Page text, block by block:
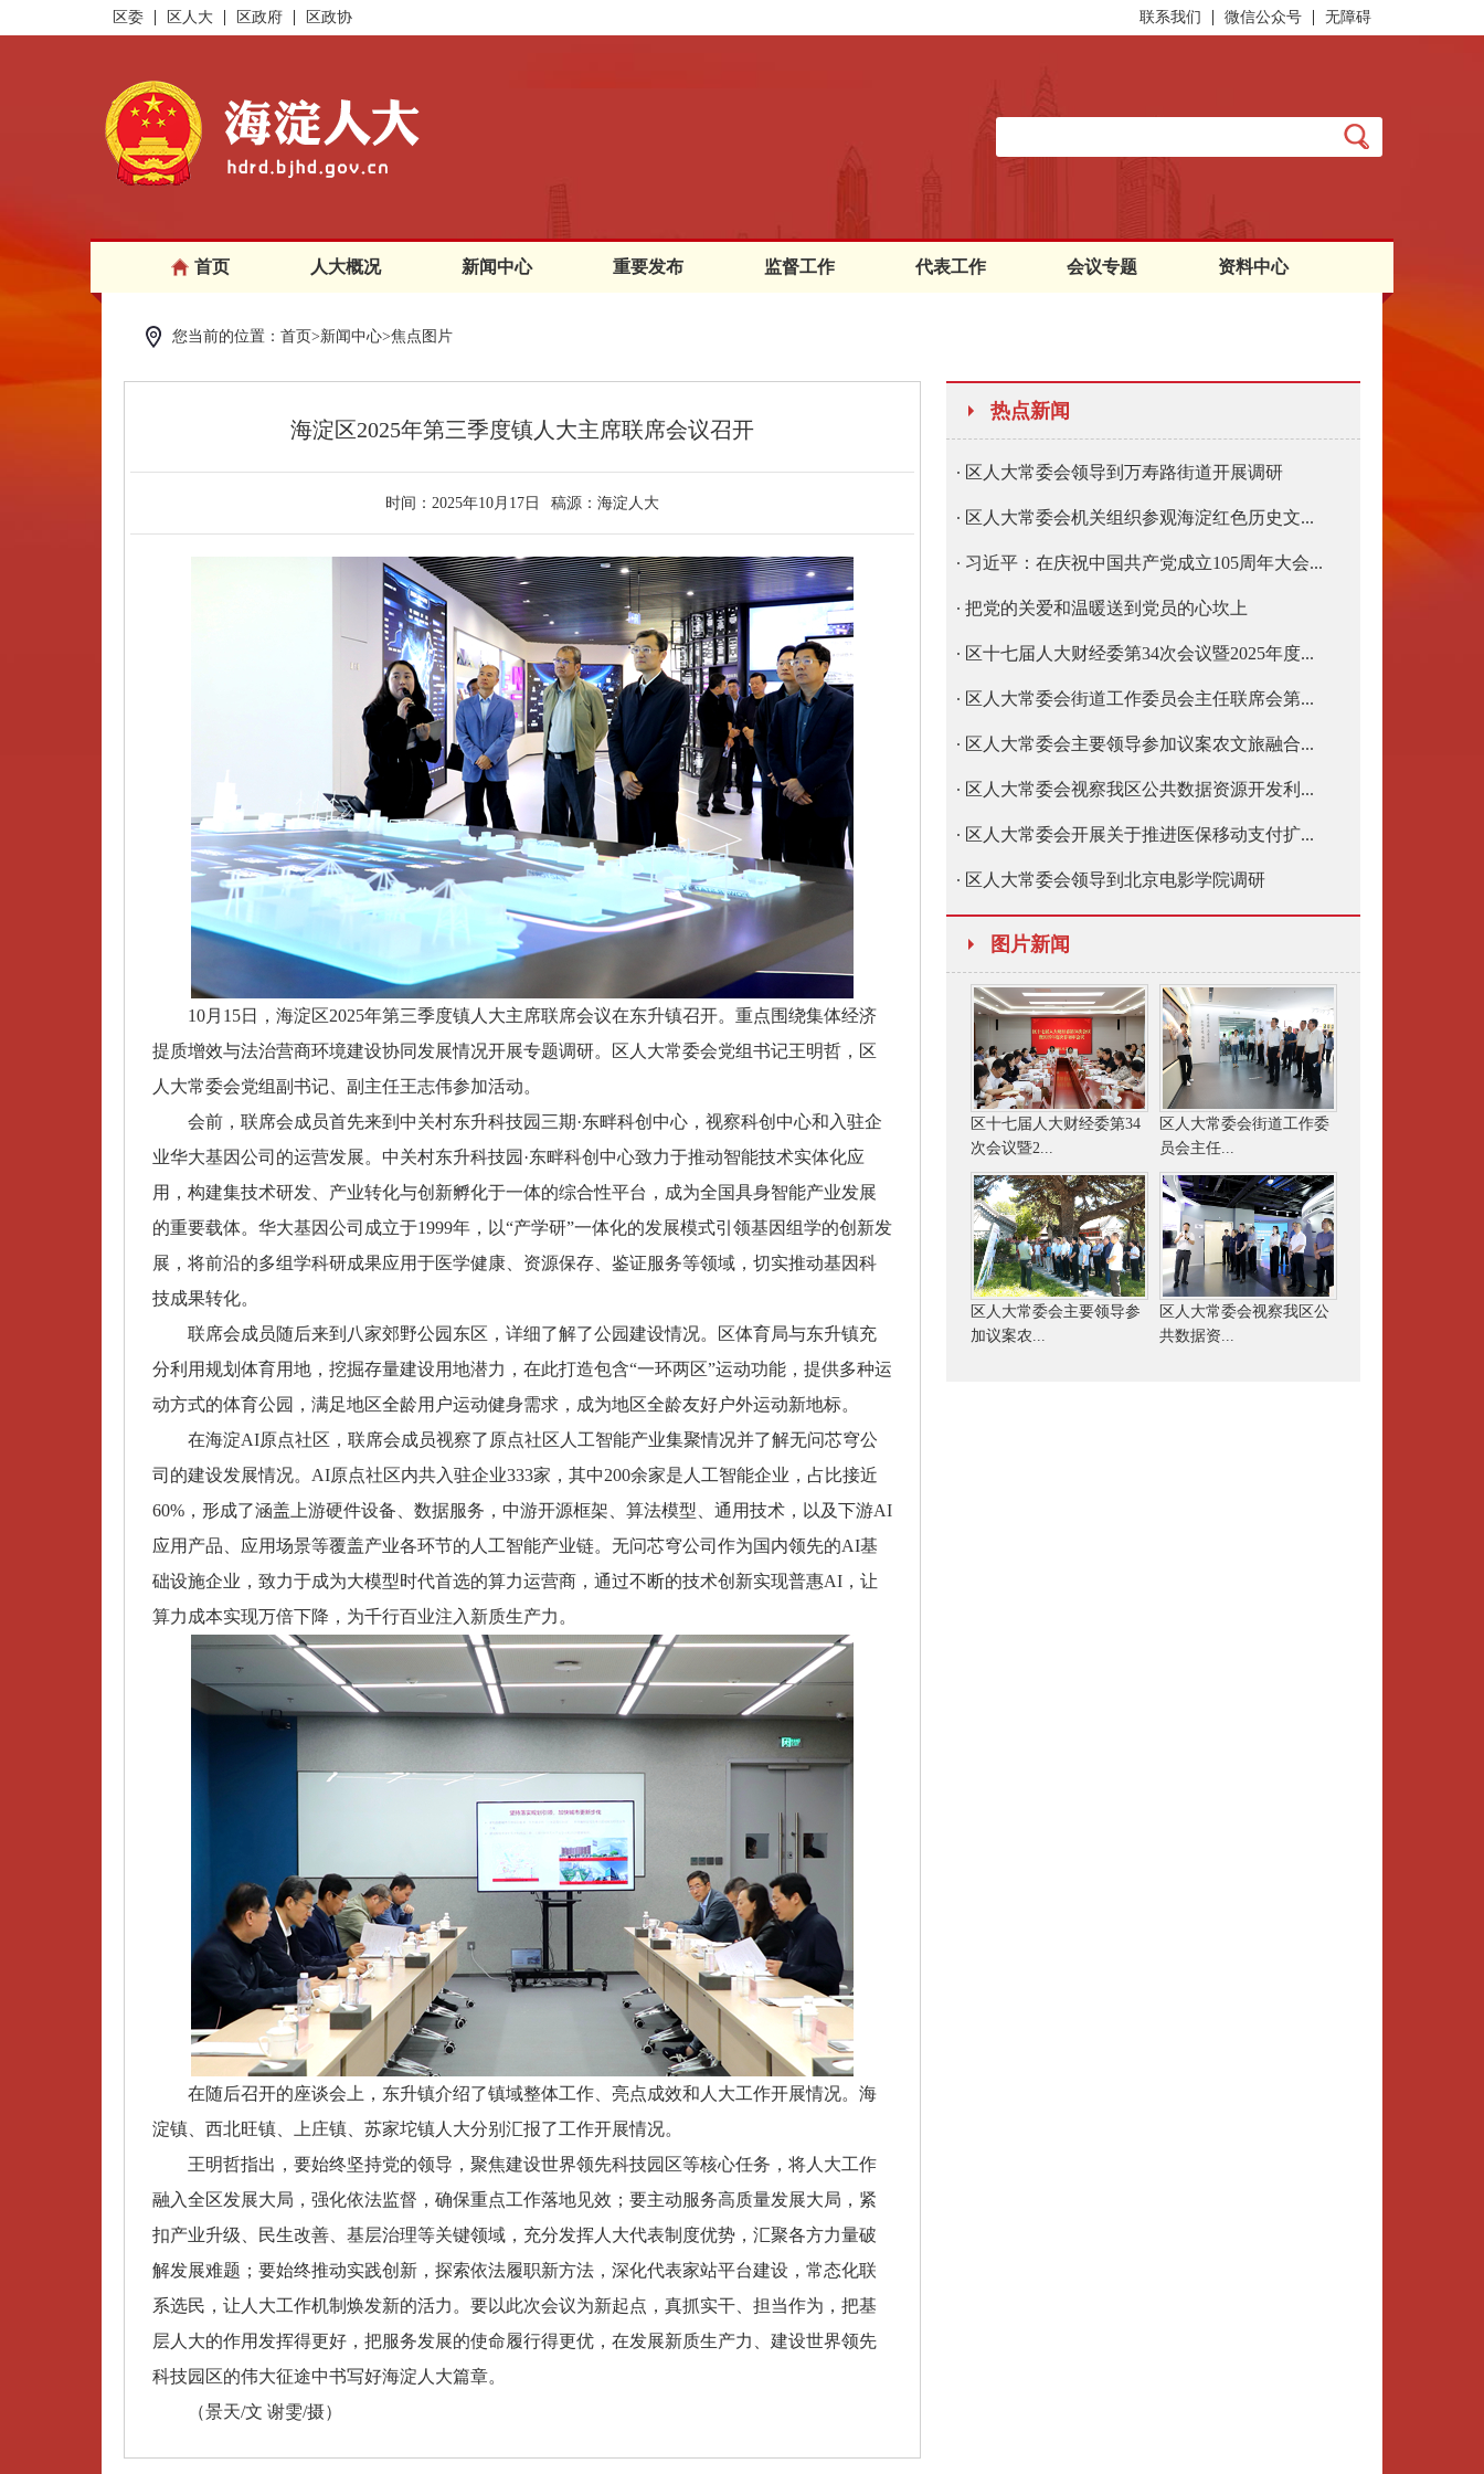
区委 区人大 区政府 区政协 联系我们 微信公众号 无障碍
首页 人大概况 新闻中心 重要发布 监督工作 代表工作 会议专题 资料中心
您当前的位置：首页>新闻中心>焦点图片
海淀区2025年第三季度镇人大主席联席会议召开
时间： 2025年10月17日 稿源： 海淀人大
10月15日，海淀区2025年第三季度镇人大主席联席会议在东升镇召开。重点围绕集体经济
提质增效与法治营商环境建设协同发展情况开展专题调研。区人大常委会党组书记王明哲，区
人大常委会党组副书记、 副主任王志伟参加活动。
会前，联席会成员首先来到中关村东升科技园三期·东畔科创中心，视察科创中心和入驻企
业华大基因公司的运营发展。中关村东升科技园·东畔科创中心致力于推动智能技术实体化应
用，构建集技术研发、产业转化与创新孵化于一体的综合性平台，成为全国具身智能产业发展
的重要载体。华大基因公司成立于1999年，以“产学研”一体化的发展模式引领基因组学的创新发
展，将前沿的多组学科研成果应用于医学健康、资源保存、鉴证服务等领域，切实推动基因科
技成果转化。
联席会成员随后来到 八家郊野公园 东区 ，详细了解了公园建设情况。区体育局与东升镇充
分利用规划体育用地，挖掘存量建设用地潜力， 在此打造包含“一环两区”运动功能，提供多种运
动方式的体育公园， 满足地区全龄用户运动健身需求，成为地区全龄友好户外运动新地标。
在海淀AI原点社区，联席会成员视察了原点社区人工智能产业集聚情况并了解无问芯穹公
司的建设发展情况。AI原点社区内共入驻企业333家，其中200余家是人工智能企业，占比接近
60%，形成了涵盖上游硬件设备、数据服务，中游开源框架、算法模型、通用技术，以及下游AI
应用产品、应用场景等覆盖产业各环节的人工智能产业链。无问芯穹公司作为国内领先的AI基
础设施企业，致力于成为大模型时代首选的算力运营商，通过不断的技术创新实现普惠AI，让
算力成本实现万倍下降，为千行百业注入新质生产力。
在随后召开的座谈会上，东升镇介绍了镇域整体工作、亮点成效和人大工作开展情况。海
淀镇、西北旺镇、上庄镇、苏家坨镇人大分别汇报了工作开展情况。
王明哲指出，要始终坚持党的领导，聚焦建设世界领先科技园区等核心任务，将人大工作
融入全区发展大局，强化依法监督，确保重点工作落地见效 ； 要主动服务高质量发展大局，紧
扣产业升级、民生改善、基层治理等关键领域，充分发挥人大代表制度优势，汇聚各方力量破
解发展难题 ； 要始终推动实践创新，探索依法履职新方法，深化代表家站平台建设，常态化联
系选民，让人大工作机制焕发新的活力 。 要以此次会议为新起点，真抓实干、担当作为，把基
层人大的作用发挥得更好，把服务发展的使命履行得更优，在发展新质生产力、建设世界领先
科技园区的伟大征途中书写好海淀人大篇章。
（景天/文 谢雯/摄）
热点新闻
区人大常委会领导到万寿路街道开展调研
区人大常委会机关组织参观海淀红色历史文...
习近平：在庆祝中国共产党成立105周年大会...
把党的关爱和温暖送到党员的心坎上
区十七届人大财经委第34次会议暨2025年度...
区人大常委会街道工作委员会主任联席会第...
区人大常委会主要领导参加议案农文旅融合...
区人大常委会视察我区公共数据资源开发利...
区人大常委会开展关于推进医保移动支付扩...
区人大常委会领导到北京电影学院调研
图片新闻
区十七届人大财经委第34
次会议暨2...
区人大常委会街道工作委
员会主任...
区人大常委会主要领导参
加议案农...
区人大常委会视察我区公
共数据资...